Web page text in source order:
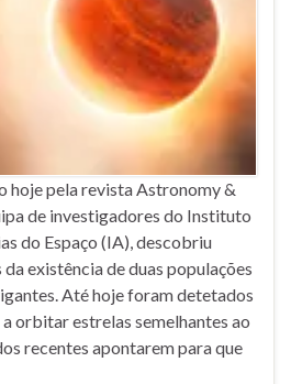
hoje pela revista Astronomy &
de investigadores do Instituto
do Espaço (IA), descobriu
existência de duas populações
Até hoje foram detetados
orbitar estrelas semelhantes ao
recentes apontarem para que